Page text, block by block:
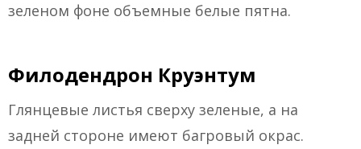
зеленом фоне объемные белые пятна.
Филодендрон Круэнтум
Глянцевые листья сверху зеленые, а на
задней стороне имеют багровый окрас.